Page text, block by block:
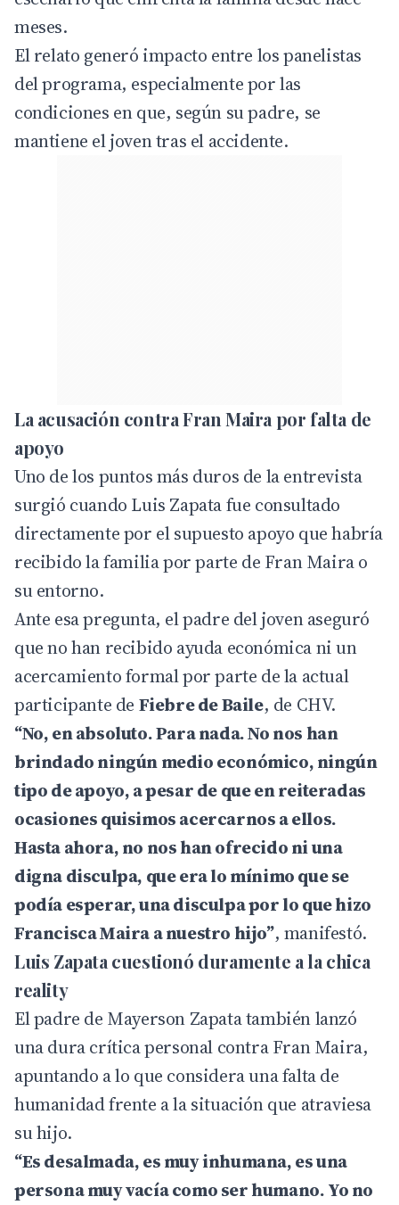
meses.
El relato generó impacto entre los panelistas
del programa, especialmente por las
condiciones en que, según su padre, se
mantiene el joven tras el accidente.
La acusación contra Fran Maira por falta de
apoyo
Uno de los puntos más duros de la entrevista
surgió cuando Luis Zapata fue consultado
directamente por el supuesto apoyo que habría
recibido la familia por parte de Fran Maira o
su entorno.
Ante esa pregunta, el padre del joven aseguró
que no han recibido ayuda económica ni un
acercamiento formal por parte de la actual
participante de Fiebre de Baile, de CHV.
“No, en absoluto. Para nada. No nos han
brindado ningún medio económico, ningún
tipo de apoyo, a pesar de que en reiteradas
ocasiones quisimos acercarnos a ellos.
Hasta ahora, no nos han ofrecido ni una
digna disculpa, que era lo mínimo que se
podía esperar, una disculpa por lo que hizo
Francisca Maira a nuestro hijo”, manifestó.
Luis Zapata cuestionó duramente a la chica
reality
El padre de Mayerson Zapata también lanzó
una dura crítica personal contra Fran Maira,
apuntando a lo que considera una falta de
humanidad frente a la situación que atraviesa
su hijo.
“Es desalmada, es muy inhumana, es una
persona muy vacía como ser humano. Yo no